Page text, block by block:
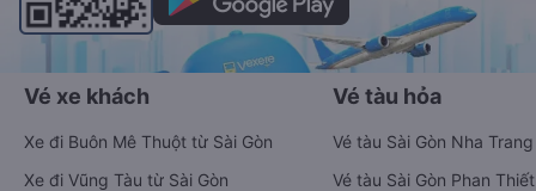
Vé xe khách
Xe đi Buôn Mê Thuột từ Sài Gòn
Xe đi Vũng Tàu từ Sài Gòn
Vé tàu hỏa
Vé tàu Sài Gòn Nha Trang
Vé tàu Sài Gòn Phan Thiết